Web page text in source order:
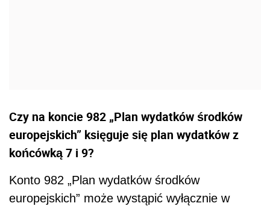
Czy na koncie 982 „Plan wydatków środków
europejskich” księguje się plan wydatków z
końcówką 7 i 9?
Konto 982 „Plan wydatków środków
europejskich” może wystąpić wyłącznie w